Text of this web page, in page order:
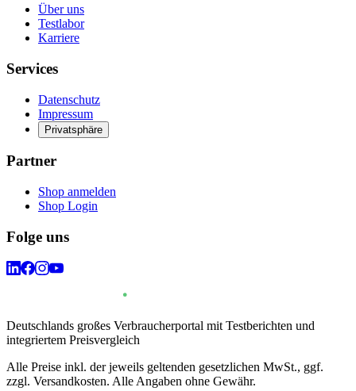
Über uns
Testlabor
Karriere
Services
Datenschutz
Impressum
Privatsphäre
Partner
Shop anmelden
Shop Login
Folge uns
Deutschlands großes Verbraucherportal mit Testberichten und
integriertem Preisvergleich
Alle Preise inkl. der jeweils geltenden gesetzlichen MwSt., ggf.
zzgl. Versandkosten. Alle Angaben ohne Gewähr.